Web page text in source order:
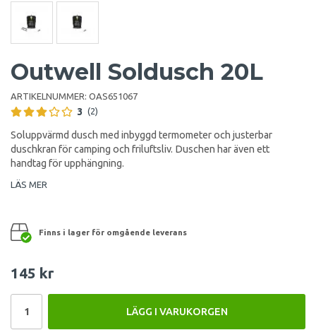
Outwell Soldusch 20L
ARTIKELNUMMER: OAS651067
3 (2)
Soluppvärmd dusch med inbyggd termometer och justerbar
duschkran för camping och friluftsliv. Duschen har även ett
handtag för upphängning.
LÄS MER
Finns i lager för omgående leverans
145 kr
LÄGG I VARUKORGEN